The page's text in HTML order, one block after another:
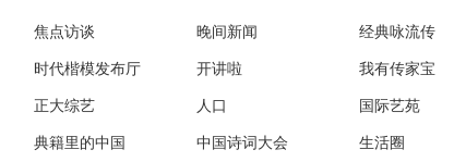
焦点访谈 晚间新闻 经典咏流传
时代楷模发布厅 开讲啦 我有传家宝
正大综艺 人口 国际艺苑
典籍里的中国 中国诗词大会 生活圈